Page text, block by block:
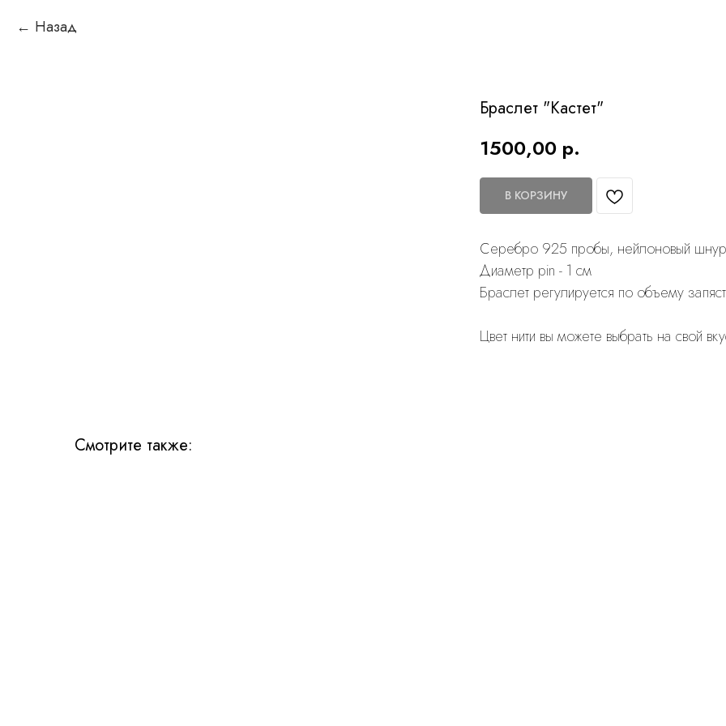
Назад
Браслет "Кастет"
1500,00 р.
В КОРЗИНУ
Cеребро 925 пробы, нейлоновый
Диаметр pin - 1 см
Браслет регулируется по объему
Цвет нити вы можете выбрать на свой
Смотрите также: